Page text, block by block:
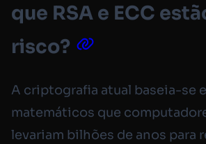
que RSA e ECC
risco?
A criptografia atual baseia-se
matemáticos que
levariam bilhões de anos para